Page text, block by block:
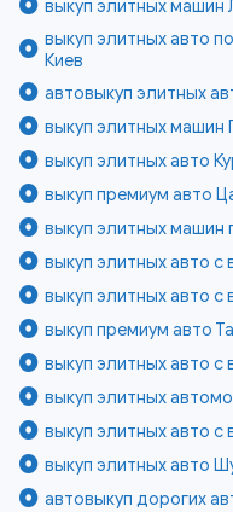
выкуп элитных
выкуп элитных авто
Киев
автовыкуп элитных
выкуп элитных машин
выкуп элитных авто
выкуп премиум авто
выкуп элитных машин
выкуп элитных авто
выкуп элитных авто
выкуп премиум авто
выкуп элитных авто
выкуп элитных
выкуп элитных авто
выкуп элитных авто
автовыкуп дорогих